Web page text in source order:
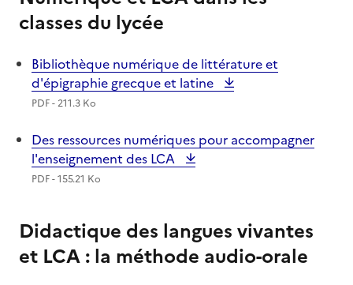
classes du lycée
Bibliothèque numérique de littérature et
d'épigraphie grecque et latine
PDF - 211.3 Ko
Des ressources numériques pour accompagner
l'enseignement des LCA
PDF - 155.21 Ko
Didactique des langues vivantes
et LCA : la méthode audio-orale